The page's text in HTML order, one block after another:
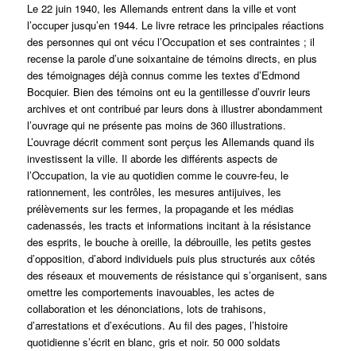
Le 22 juin 1940, les Allemands entrent dans la ville et vont
l’occuper jusqu’en 1944. Le livre retrace les principales réactions
des personnes qui ont vécu l’Occupation et ses contraintes ; il
recense la parole d’une soixantaine de témoins directs, en plus
des témoignages déjà connus comme les textes d’Edmond
Bocquier. Bien des témoins ont eu la gentillesse d’ouvrir leurs
archives et ont contribué par leurs dons à illustrer abondamment
l’ouvrage qui ne présente pas moins de 360 illustrations.
L’ouvrage décrit comment sont perçus les Allemands quand ils
investissent la ville. Il aborde les différents aspects de
l’Occupation, la vie au quotidien comme le couvre-feu, le
rationnement, les contrôles, les mesures antijuives, les
prélèvements sur les fermes, la propagande et les médias
cadenassés, les tracts et informations incitant à la résistance
des esprits, le bouche à oreille, la débrouille, les petits gestes
d’opposition, d’abord individuels puis plus structurés aux côtés
des réseaux et mouvements de résistance qui s’organisent, sans
omettre les comportements inavouables, les actes de
collaboration et les dénonciations, lots de trahisons,
d’arrestations et d’exécutions. Au fil des pages, l’histoire
quotidienne s’écrit en blanc, gris et noir. 50 000 soldats